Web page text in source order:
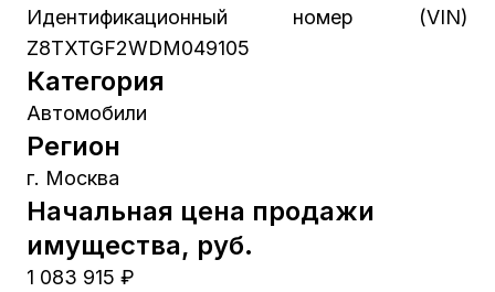
Идентификационный номер (VIN)
Z8TXTGF2WDM049105
Категория
Автомобили
Регион
г. Москва
Начальная цена продажи
имущества, руб.
1 083 915 ₽